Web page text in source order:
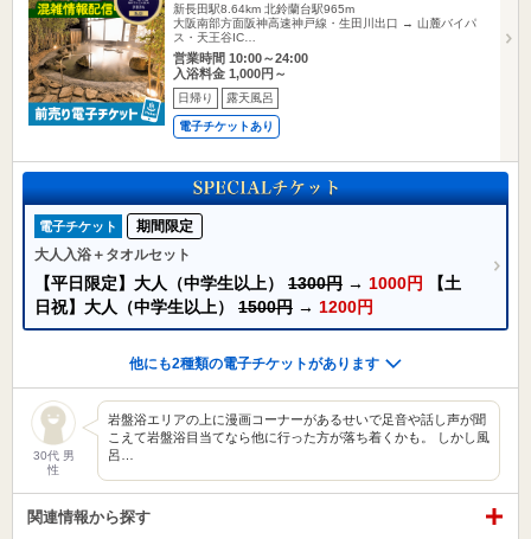
新長田駅8.64km 北鈴蘭台駅965m
大阪南部方面阪神高速神戸線・生田川出口 → 山麓バイパ
ス・天王谷IC…
営業時間 10:00～24:00
入浴料金 1,000円～
日帰り 露天風呂
電子チケットあり
電子チケット
期間限定
大人入浴＋タオルセット
【平日限定】大人（中学生以上） 1300円 → 1000円
【土
日祝】大人（中学生以上） 1500円 → 1200円
他にも2種類の電子チケットがあります
30代 男
性
岩盤浴エリアの上に漫画コーナーがあるせいで足音や話し声が聞
こえて岩盤浴目当てなら他に行った方が落ち着くかも。 しかし風
呂…
関連情報から探す